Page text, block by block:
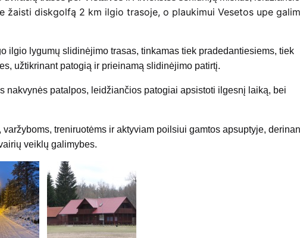
žaisti diskgolfą 2 km ilgio trasoje, o plaukimui Vesetos upe
ilgio lygumų slidinėjimo trasas, tinkamas tiek pradedantiesiems, tiek
užtikrinant patogią ir prieinamą slidinėjimo patirtį.
nakvynės patalpos, leidžiančios patogiai apsistoti ilgesnį laiką, bei
treniruotėms ir aktyviam poilsiui gamtos apsuptyje,
veiklų galimybes.